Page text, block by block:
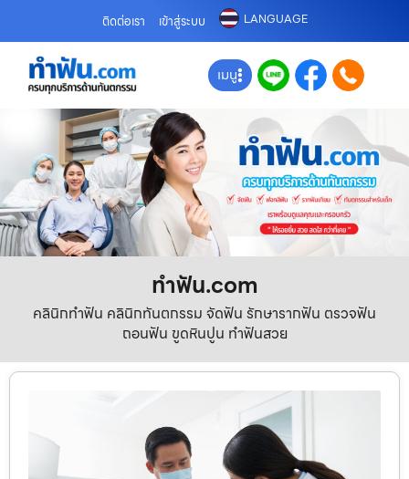
ติดต่อเรา เข้าสู่ระบบ LANGUAGE
เมนู
ทําฟัน.com
คลินิกทำฟัน คลินิกทันตกรรม จัดฟัน รักษารากฟัน ตรวจฟัน
ถอนฟัน ขูดหินปูน ทำฟันสวย